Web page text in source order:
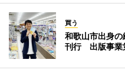
買う
和歌山市出身の
刊行 出版事業